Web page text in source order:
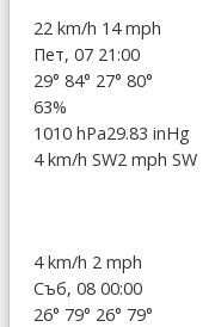
22 km/h 14 mph
Пет, 07 21:00
29° 84° 27° 80°
63%
1010 hPa29.83 inHg
4 km/h SW2 mph SW
4 km/h 2 mph
Съб, 08 00:00
26° 79° 26° 79°